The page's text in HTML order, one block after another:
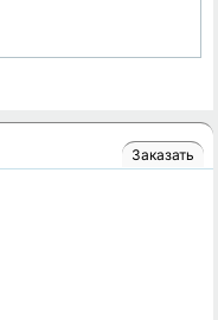
Заказать